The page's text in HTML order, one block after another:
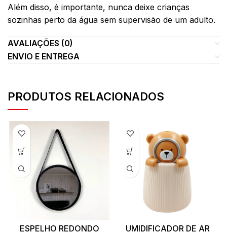
Além disso, é importante, nunca deixe crianças
sozinhas perto da água sem supervisão de um adulto.
AVALIAÇÕES (0)
ENVIO E ENTREGA
PRODUTOS RELACIONADOS
ESPELHO REDONDO
UMIDIFICADOR DE AR